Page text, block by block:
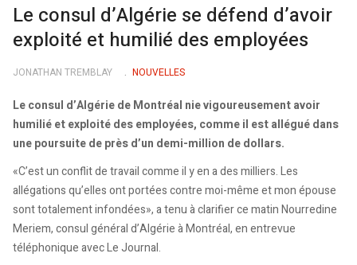
Le consul d’Algérie se défend d’avoir
exploité et humilié des employées
JONATHAN TREMBLAY NOUVELLES
Le consul d’Algérie de Montréal nie vigoureusement avoir
humilié et exploité des employées, comme il est allégué dans
une poursuite de près d’un demi-million de dollars.
«C’est un conflit de travail comme il y en a des milliers. Les
allégations qu’elles ont portées contre moi-même et mon épouse
sont totalement infondées», a tenu à clarifier ce matin Nourredine
Meriem, consul général d’Algérie à Montréal, en entrevue
téléphonique avec Le Journal.